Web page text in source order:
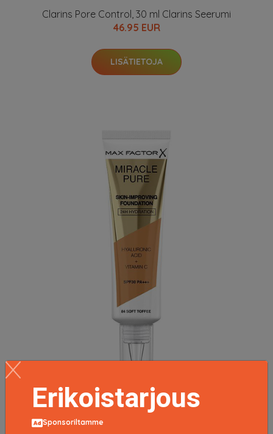
Clarins Pore Control, 30 ml Clarins Seerumi
46.95 EUR
LISÄTIETOJA
Max Factor Miracle Pure Skin-Improving Foundation 30
ml ─ 84 Soft Toffee
Erikoistarjous
Sponsoriltamme